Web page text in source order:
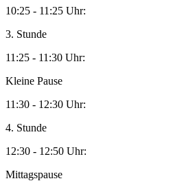
10:25 - 11:25 Uhr:
3. Stunde
11:25 - 11:30 Uhr:
Kleine Pause
11:30 - 12:30 Uhr:
4. Stunde
12:30 - 12:50 Uhr:
Mittagspause